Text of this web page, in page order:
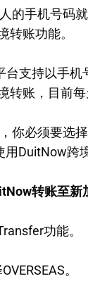
的手机号码
转账功能。
支持以手
账，目前
你必须要选
DuitNow跨
转账至新
功能。
。